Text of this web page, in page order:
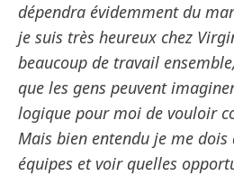
dépendra évidemment du
je suis très heureux chez
beaucoup de travail
que les gens peuvent
logique pour moi de vouloir
Mais bien entendu je me
équipes et voir quelles